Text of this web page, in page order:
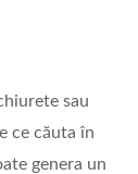
sau
ce căuta în
genera un